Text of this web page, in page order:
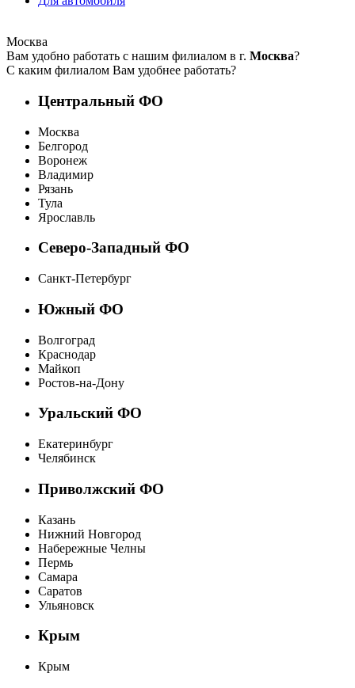
Москва
Вам удобно работать с нашим филиалом в г. Москва?
С каким филиалом Вам удобнее работать?
Центральный ФО
Москва
Белгород
Воронеж
Владимир
Рязань
Тула
Ярославль
Северо-Западный ФО
Санкт-Петербург
Южный ФО
Волгоград
Краснодар
Майкоп
Ростов-на-Дону
Уральский ФО
Екатеринбург
Челябинск
Приволжский ФО
Казань
Нижний Новгород
Набережные Челны
Пермь
Самара
Саратов
Ульяновск
Крым
Крым